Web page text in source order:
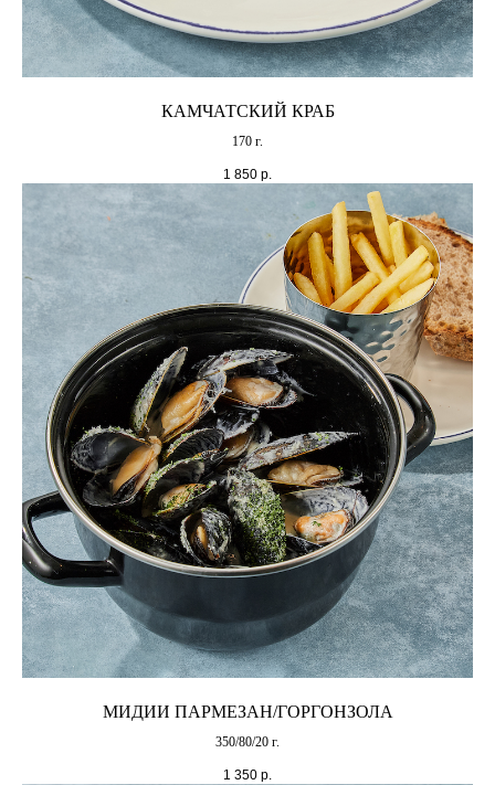
КАМЧАТСКИЙ КРАБ
170 г.
1 850 р.
МИДИИ ПАРМЕЗАН/ГОРГОНЗОЛА
350/80/20 г.
1 350 р.